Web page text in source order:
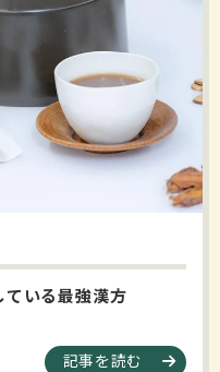
ている最強漢方
記事を読む